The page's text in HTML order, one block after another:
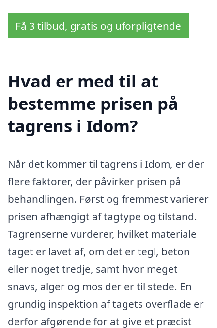
Få 3 tilbud, gratis og uforpligtende
Hvad er med til at
bestemme prisen på
tagrens i Idom?
Når det kommer til tagrens i Idom, er der
flere faktorer, der påvirker prisen på
behandlingen. Først og fremmest varierer
prisen afhængigt af tagtype og tilstand.
Tagrenserne vurderer, hvilket materiale
taget er lavet af, om det er tegl, beton
eller noget tredje, samt hvor meget
snavs, alger og mos der er til stede. En
grundig inspektion af tagets overflade er
derfor afgørende for at give et præcist